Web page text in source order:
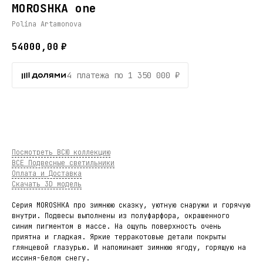
MOROSHKA one
Polina Artamonova
54000,00 ₽
4 платежа по 1 350 000 ₽
Посмотреть ВСЮ коллекцию
ВСЕ Подвесные светильники
Оплата и Доставка
Скачать 3D модель
Серия MOROSHKA про зимнюю сказку, уютную снаружи и горячую
внутри. Подвесы выполнены из полуфарфора, окрашенного
синим пигментом в массе. На ощупь поверхность очень
приятна и гладкая. Яркие терракотовые детали покрыты
глянцевой глазурью. И напоминают зимнюю ягоду, горящую на
иссиня-белом снегу.